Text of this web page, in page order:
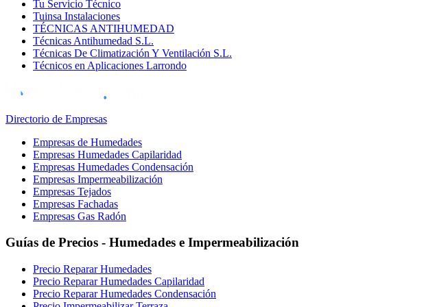
Tu Servicio Técnico
Tuinsa Instalaciones
TÉCNICAS ANTIHUMEDAD
Técnicas Antihumedad S.L.
Técnicas De Climatización Y Ventilación S.L.
Técnicos en Aplicaciones Larrondo
Directorio de Empresas
Empresas de Humedades
Empresas Humedades Capilaridad
Empresas Humedades Condensación
Empresas Impermeabilización
Empresas Tejados
Empresas Fachadas
Empresas Gas Radón
Guías de Precios - Humedades e Impermeabilización
Precio Reparar Humedades
Precio Reparar Humedades Capilaridad
Precio Reparar Humedades Condensación